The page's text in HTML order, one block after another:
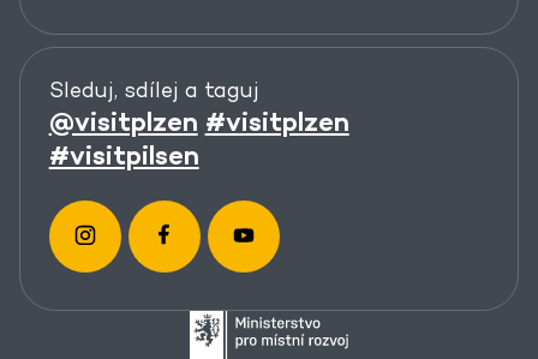
Sleduj, sdílej a taguj
@visitplzen #visitplzen
#visitpilsen